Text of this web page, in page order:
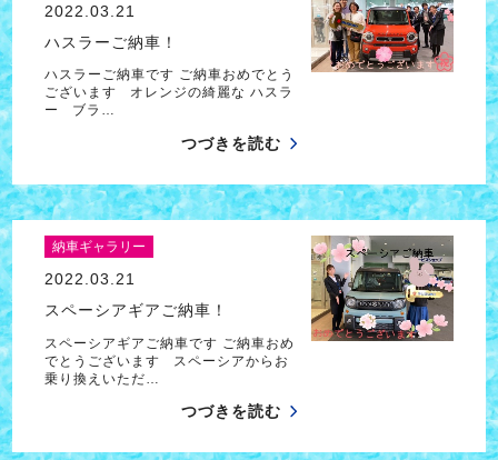
2022.03.21
ハスラーご納車！
ハスラーご納車です ご納車おめでとう
ございます オレンジの綺麗な ハスラ
ー ブラ…
つづきを読む
納車ギャラリー
2022.03.21
スペーシアギアご納車！
スペーシアギアご納車です ご納車おめ
でとうございます スペーシアからお
乗り換えいただ…
つづきを読む